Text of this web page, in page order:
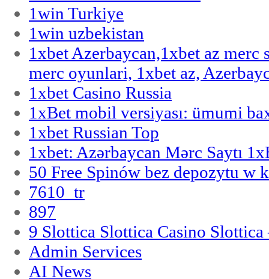
1win Turkiye
1win uzbekistan
1xbet Azerbaycan,1xbet az merc
merc oyunlari, 1xbet az,
1xbet Casino Russia
1xBet mobil versiyası: ümumi
1xbet Russian Top
1xbet: Azərbaycan Mərc Saytı
50 Free Spinów bez depozytu w
7610_tr
897
9 Slottica Slottica Casino Slottica
Admin Services
AI News